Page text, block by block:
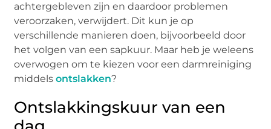
achtergebleven zijn en daardoor problemen
veroorzaken, verwijdert. Dit kun je op
verschillende manieren doen, bijvoorbeeld door
het volgen van een sapkuur. Maar heb je weleens
overwogen om te kiezen voor een darmreiniging
middelsontslakken?
Ontslakkingskuur van een